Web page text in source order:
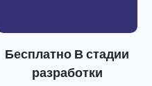
Бесплатно В стадии
разработки